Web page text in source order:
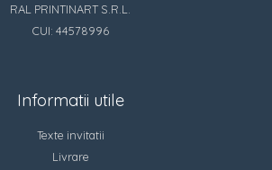
RAL PRINTINART S.R.L.
CUI: 44578996
Informatii utile
Texte invitatii
Livrare